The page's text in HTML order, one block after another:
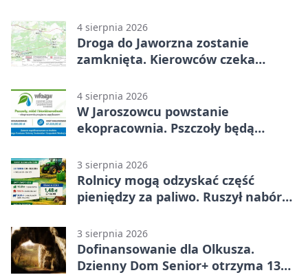
4 sierpnia 2026
Droga do Jaworzna zostanie
zamknięta. Kierowców czeka
4 sierpnia 2026
W Jaroszowcu powstanie
ekopracownia. Pszczoły będą
3 sierpnia 2026
Rolnicy mogą odzyskać część
pieniędzy za paliwo. Ruszył nabór
3 sierpnia 2026
Dofinansowanie dla Olkusza.
Dzienny Dom Senior+ otrzyma 134